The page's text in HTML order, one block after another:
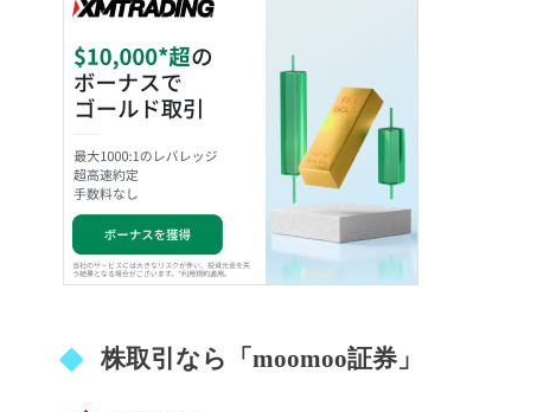
株取引なら「moomoo証券」